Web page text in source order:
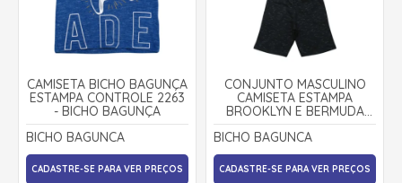
CAMISETA BICHO BAGUNÇA
ESTAMPA CONTROLE 2263
- BICHO BAGUNÇA
BICHO BAGUNCA
CADASTRE-SE PARA VER PREÇOS
CONJUNTO MASCULINO
CAMISETA ESTAMPA
BROOKLYN E BERMUDA
MOLETINHO 6264 - BICHO
BAGUNÇA
BICHO BAGUNCA
CADASTRE-SE PARA VER PREÇOS